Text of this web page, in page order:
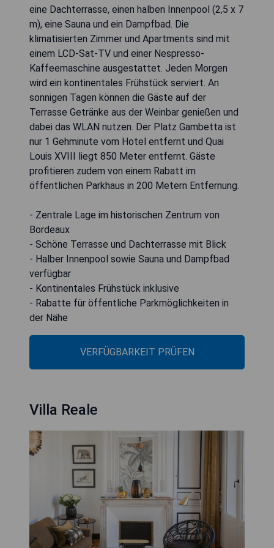
eine Dachterrasse, einen halben Innenpool (2,5 x 7
m), eine Sauna und ein Dampfbad. Die
klimatisierten Zimmer und Apartments sind mit
einem LCD-Sat-TV und einer Nespresso-
Kaffeemaschine ausgestattet. Jeden Morgen
wird ein kontinentales Frühstück serviert. An
sonnigen Tagen können die Gäste auf der
Terrasse Getränke aus der Weinbar genießen und
dabei das WLAN nutzen. Der Platz Gambetta ist
nur 1 Gehminute vom Hotel entfernt und Quai
Louis XVIII liegt 850 Meter entfernt. Gäste
profitieren zudem von einem Rabatt im
öffentlichen Parkhaus in 200 Metern Entfernung.
- Zentrale Lage im historischen Zentrum von
Bordeaux
- Schöne Terrasse und Dachterrasse mit Blick
- Halber Innenpool sowie Sauna und Dampfbad
verfügbar
- Kontinentales Frühstück inklusive
- Rabatte für öffentliche Parkmöglichkeiten in
der Nähe
VERFÜGBARKEIT PRÜFEN
Villa Reale